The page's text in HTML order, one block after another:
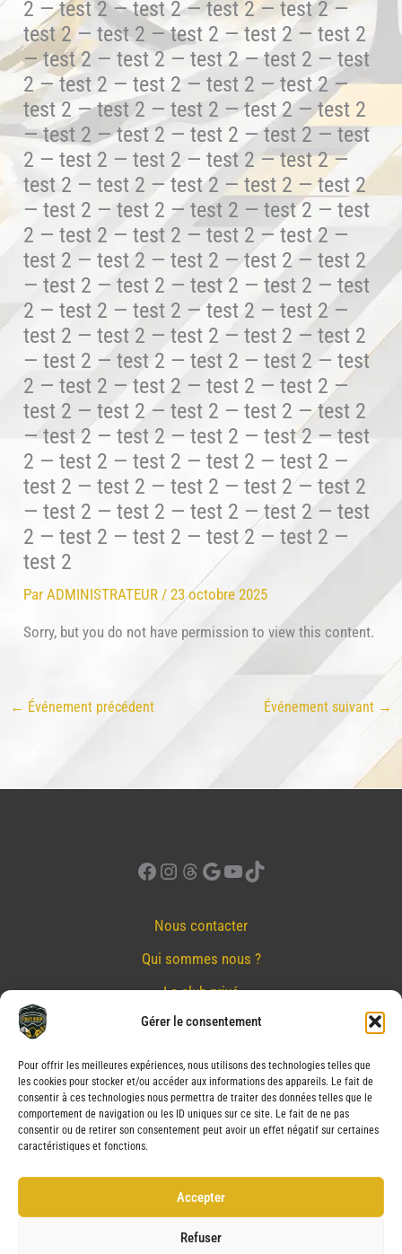
Gérer le consentement
Pour offrir les meilleures expériences, nous utilisons des technologies telles que
les cookies pour stocker et/ou accéder aux informations des appareils. Le fait de
consentir à ces technologies nous permettra de traiter des données telles que le
comportement de navigation ou les ID uniques sur ce site. Le fait de ne pas
consentir ou de retirer son consentement peut avoir un effet négatif sur certaines
caractéristiques et fonctions.
Accepter
Refuser
2 — test 2 — test 2 — test 2 — test 2 —
test 2 — test 2 — test 2 — test 2 — test 2
— test 2 — test 2 — test 2 — test 2 — test
2 — test 2 — test 2 — test 2 — test 2 —
test 2 — test 2 — test 2 — test 2 — test 2
— test 2 — test 2 — test 2 — test 2 — test
2 — test 2 — test 2 — test 2 — test 2 —
test 2 — test 2 — test 2 — test 2 — test 2
— test 2 — test 2 — test 2 — test 2 — test
2 — test 2 — test 2 — test 2 — test 2 —
test 2 — test 2 — test 2 — test 2 — test 2
— test 2 — test 2 — test 2 — test 2 — test
2 — test 2 — test 2 — test 2 — test 2 —
test 2 — test 2 — test 2 — test 2 — test 2
— test 2 — test 2 — test 2 — test 2 — test
2 — test 2 — test 2 — test 2 — test 2 —
test 2 — test 2 — test 2 — test 2 — test 2
— test 2 — test 2 — test 2 — test 2 — test
2 — test 2 — test 2 — test 2 — test 2 —
test 2 — test 2 — test 2 — test 2 — test 2
— test 2 — test 2 — test 2 — test 2 — test
2 — test 2 — test 2 — test 2 — test 2 —
test 2
ParADMINISTRATEUR /23 octobre 2025
Sorry, but you do not have permission to view this content.
← Événement précédent Événement suivant →
Facebook
Instagram
Threads
Google
YouTube
TikTok
Nous contacter
Qui sommes nous ?
Le club privé
Réserver
Nos partenaires
Mentions Légales
Conditions générales de vente
Politique de cookies (UE)